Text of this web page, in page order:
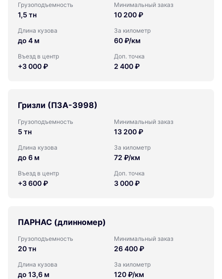
Грузоподъемность
1,5 тн
Минимальный заказ
10 200 ₽
Длина кузова
до 4 м
За километр
60 ₽/км
Въезд в центр
+3 000 ₽
Доп. точка
2 400 ₽
Гризли (ПЗА-3998)
Грузоподъемность
5 тн
Минимальный заказ
13 200 ₽
Длина кузова
до 6 м
За километр
72 ₽/км
Въезд в центр
+3 600 ₽
Доп. точка
3 000 ₽
ПАРНАС (длинномер)
Грузоподъемность
20 тн
Минимальный заказ
26 400 ₽
Длина кузова
до 13,6 м
За километр
120 ₽/км